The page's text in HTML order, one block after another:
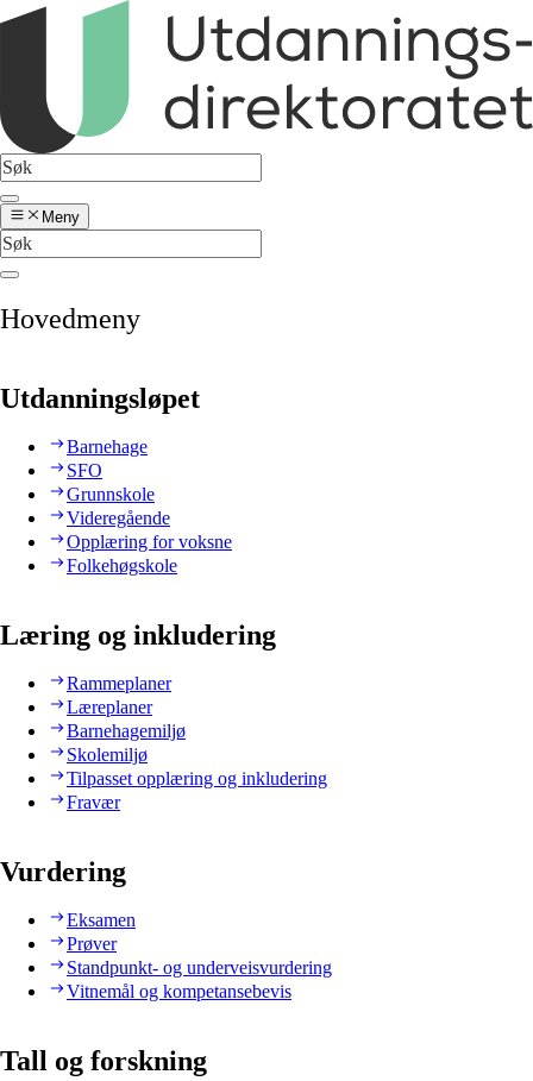
Meny
Hovedmeny
Utdanningsløpet
Barnehage
SFO
Grunnskole
Videregående
Opplæring for voksne
Folkehøgskole
Læring og inkludering
Rammeplaner
Læreplaner
Barnehagemiljø
Skolemiljø
Tilpasset opplæring og inkludering
Fravær
Vurdering
Eksamen
Prøver
Standpunkt- og underveisvurdering
Vitnemål og kompetansebevis
Tall og forskning